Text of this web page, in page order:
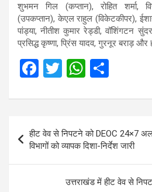
शुभमन गिल (कप्तान), रोहित शर्मा,
(उपकप्तान), केएल राहुल (विकेटकीपर),
पांड्या, नीतीश कुमार रेड्डी, वॉशिंगटन
प्रसिद्ध कृष्णा, प्रिंस यादव, गुरनूर बराड़ और
F
ce
b
o
o
T
tt
er
W
at
s
A
p
p
ar
e
Post
navigation
हीट वेव से निपटने को DEOC 24×7
विभागों को व्यापक दिशा-निर्देश जारी
उत्तराखंड में हीट वेव से